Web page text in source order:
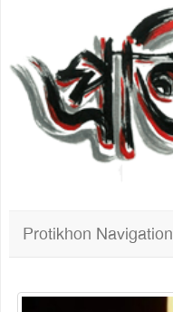
Protikhon Navigation